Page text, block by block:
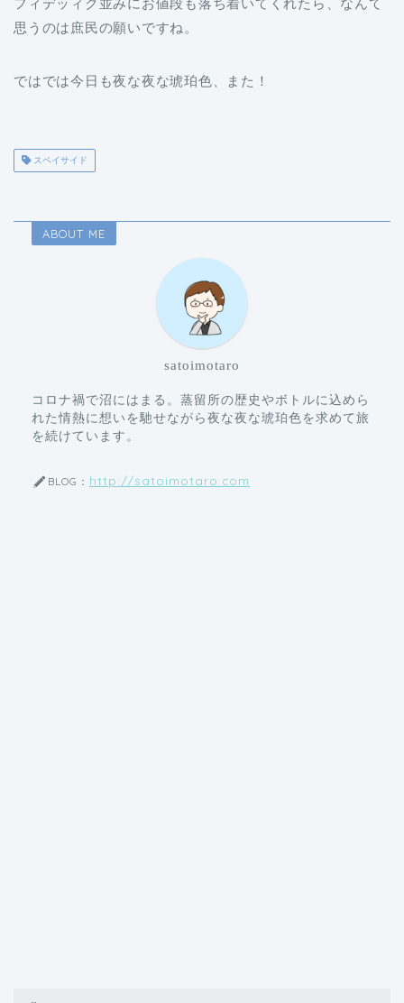
フィデッィク並みにお値段も落ち着いてくれたら、なんて
思うのは庶民の願いですね。
ではでは今日も夜な夜な琥珀色、また！
スペイサイド
ABOUT ME
satoimotaro
コロナ禍で沼にはまる。蒸留所の歴史やボトルに込めら
れた情熱に想いを馳せながら夜な夜な琥珀色を求めて旅
を続けています。
BLOG： http://satoimotaro.com